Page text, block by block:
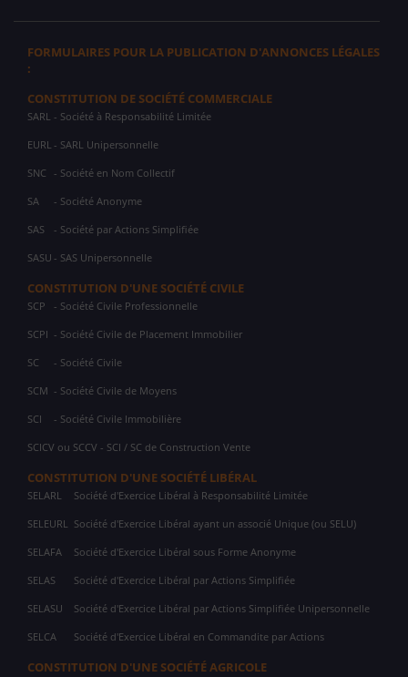
FORMULAIRES POUR LA PUBLICATION D'ANNONCES LÉGALES
:
CONSTITUTION DE SOCIÉTÉ COMMERCIALE
SARL - Société à Responsabilité Limitée
EURL - SARL Unipersonnelle
SNC - Société en Nom Collectif
SA - Société Anonyme
SAS - Société par Actions Simplifiée
SASU - SAS Unipersonnelle
CONSTITUTION D'UNE SOCIÉTÉ CIVILE
SCP - Société Civile Professionnelle
SCPI - Société Civile de Placement Immobilier
SC - Société Civile
SCM - Société Civile de Moyens
SCI - Société Civile Immobilière
SCICV ou SCCV - SCI / SC de Construction Vente
CONSTITUTION D'UNE SOCIÉTÉ LIBÉRAL
SELARL Société d'Exercice Libéral à Responsabilité Limitée
SELEURL Société d'Exercice Libéral ayant un associé Unique (ou SELU)
SELAFA Société d'Exercice Libéral sous Forme Anonyme
SELAS Société d'Exercice Libéral par Actions Simplifiée
SELASU Société d'Exercice Libéral par Actions Simplifiée Unipersonnelle
SELCA Société d'Exercice Libéral en Commandite par Actions
CONSTITUTION D'UNE SOCIÉTÉ AGRICOLE